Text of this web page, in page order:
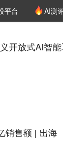
平台 AI测
开放式AI智
销售额 | 出海